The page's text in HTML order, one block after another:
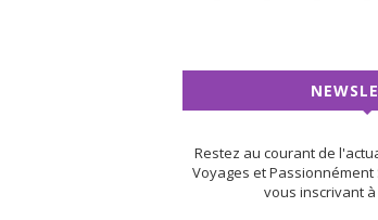
Restez au courant de
Voyages et
vous inscrivant